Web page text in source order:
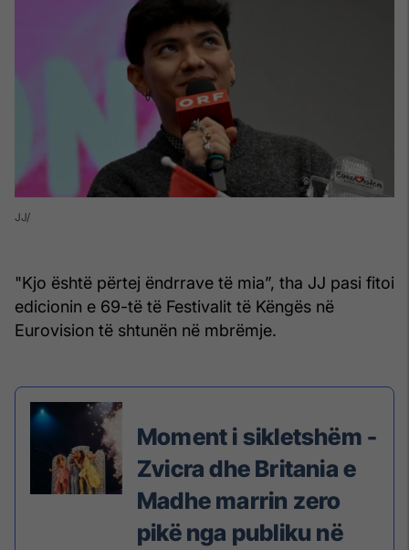
JJ
"Kjo është përtej ëndrrave të mia”, tha JJ pasi fitoi
edicionin e 69-të të Festivalit të Këngës në
Eurovision të shtunën në mbrëmje.
Moment i sikletshëm -
Zvicra dhe Britania e
Madhe marrin zero
pikë nga publiku në